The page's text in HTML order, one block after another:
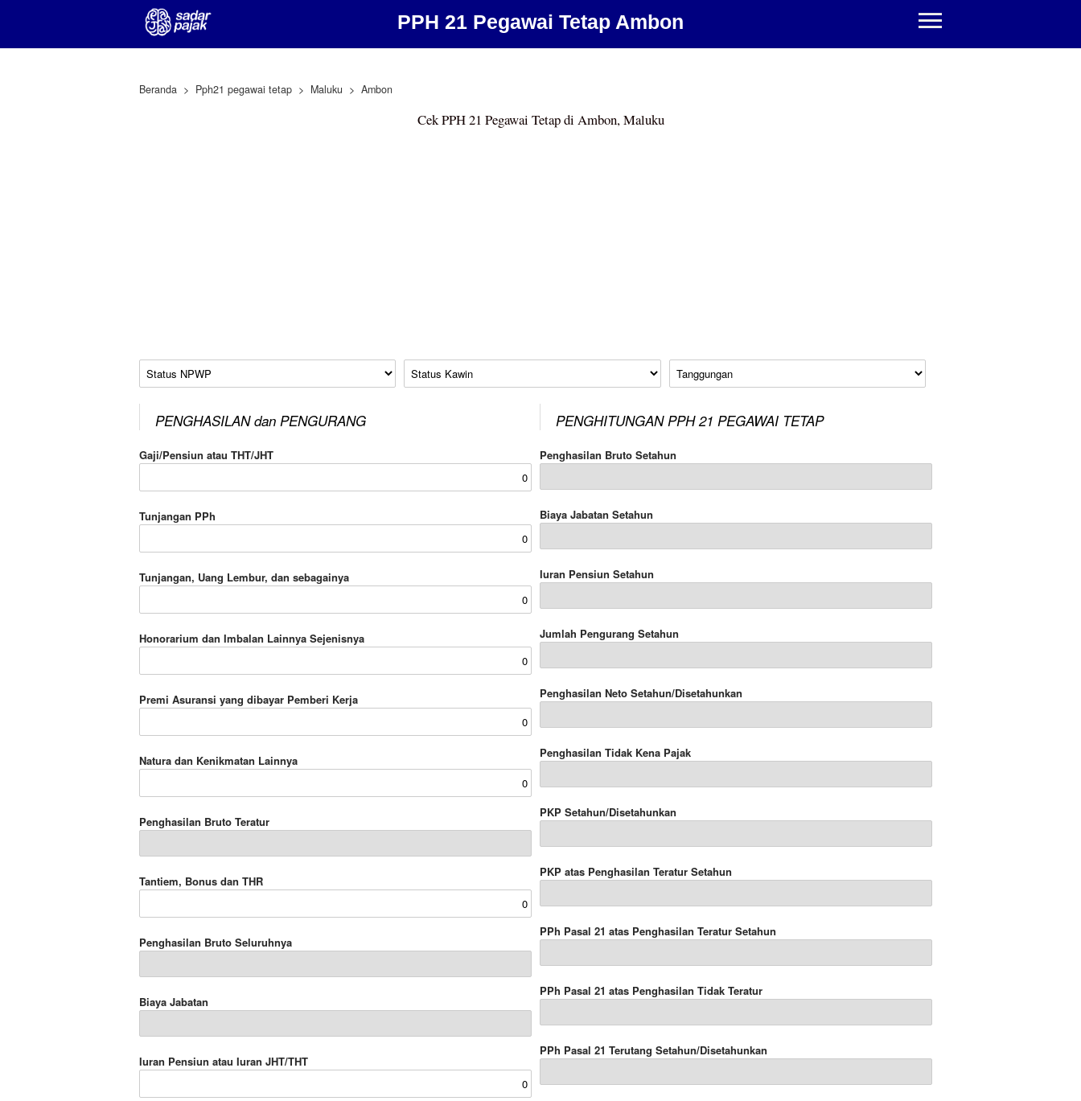
PPH 21 Pegawai Tetap Ambon
Beranda Pph21 pegawai tetap Maluku Ambon
Cek PPH 21 Pegawai Tetap di Ambon, Maluku
Status NPWP Status Kawin Tanggungan
PENGHASILAN dan PENGURANG
Gaji/Pensiun atau THT/JHT
Tunjangan PPh
Tunjangan, Uang Lembur, dan sebagainya
Honorarium dan Imbalan Lainnya Sejenisnya
Premi Asuransi yang dibayar Pemberi Kerja
Natura dan Kenikmatan Lainnya
Penghasilan Bruto Teratur
Tantiem, Bonus dan THR
Penghasilan Bruto Seluruhnya
Biaya Jabatan
Iuran Pensiun atau Iuran JHT/THT
PENGHITUNGAN PPH 21 PEGAWAI TETAP
Penghasilan Bruto Setahun
Biaya Jabatan Setahun
Iuran Pensiun Setahun
Jumlah Pengurang Setahun
Penghasilan Neto Setahun/Disetahunkan
Penghasilan Tidak Kena Pajak
PKP Setahun/Disetahunkan
PKP atas Penghasilan Teratur Setahun
PPh Pasal 21 atas Penghasilan Teratur Setahun
PPh Pasal 21 atas Penghasilan Tidak Teratur
PPh Pasal 21 Terutang Setahun/Disetahunkan